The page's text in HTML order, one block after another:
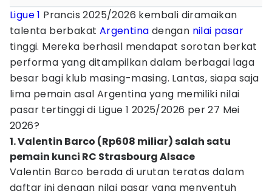
Ligue 1 Prancis 2025/2026 kembali diramaikan
talenta berbakat Argentina dengan nilai pasar
tinggi. Mereka berhasil mendapat sorotan berkat
performa yang ditampilkan dalam berbagai laga
besar bagi klub masing-masing. Lantas, siapa saja
lima pemain asal Argentina yang memiliki nilai
pasar tertinggi di Ligue 1 2025/2026 per 27 Mei
2026?
1. Valentin Barco (Rp608 miliar) salah satu
pemain kunci RC Strasbourg Alsace
Valentin Barco berada di urutan teratas dalam
daftar ini dengan nilai pasar yang menyentuh